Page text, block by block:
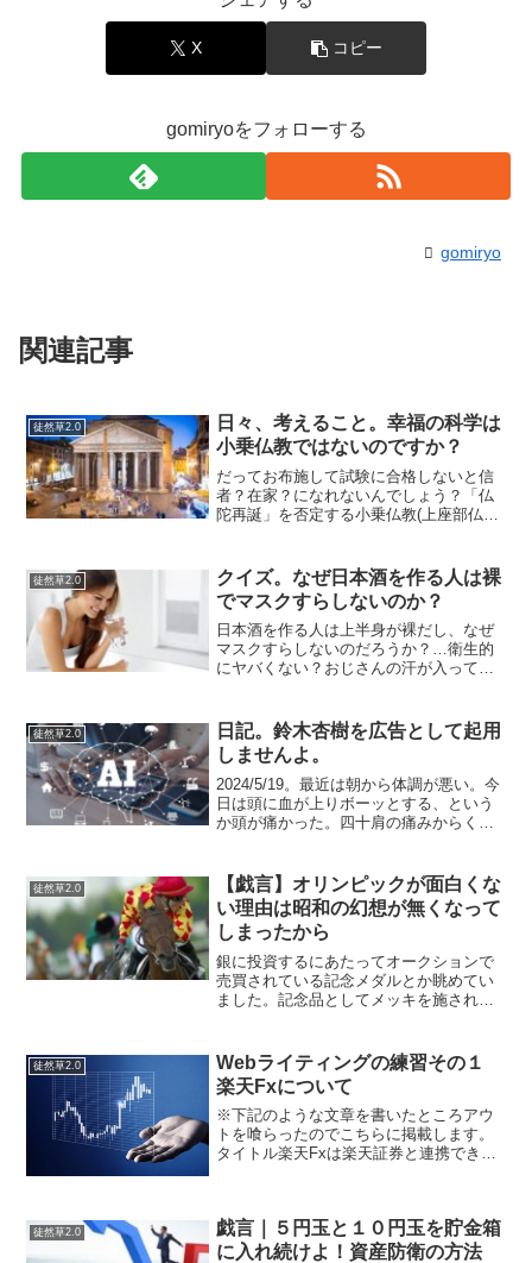
X コピー
gomiryoをフォローする
gomiryo
関連記事
徒然草2.0
日々、考えること。幸福の科学は
小乗仏教ではないのですか？
だってお布施して試験に合格しないと信
者？在家？になれないんでしょう？「仏
陀再誕」を否定する小乗仏教(上座部仏教)
ある」と言っている大川隆法総裁の肯定
説を仏教活動家の佐...
徒然草2.0
クイズ。なぜ日本酒を作る人は裸
でマスクすらしないのか？
日本酒を作る人は上半身が裸だし、なぜ
マスクすらしないのだろうか？…衛生的
にヤバくない？おじさんの汗が入ってい
が、とても気になります。まあ、それは
さておき当然ながら理由があ...
徒然草2.0
日記。鈴木杏樹を広告として起用
しませんよ。
2024/5/19。最近は朝から体調が悪い。今
日は頭に血が上りボーッとする、という
か頭が痛かった。四十肩の痛みからくる
複合的な体調不良なのか、独立的な体調
不良なのか気に...
徒然草2.0
【戯言】オリンピックが面白くな
い理由は昭和の幻想が無くなって
しまったから
銀に投資するにあたってオークションで
売買されている記念メダルとか眺めてい
ました。記念品としてメッキを施された
リンピックの３種類の記念品は15万円ぐ
らいでふつうに取引され...
徒然草2.0
Webライティングの練習その１
楽天Fxについて
※下記のような文章を書いたところアウ
トを喰らったのでこちらに掲載します。
タイトル楽天Fxは楽天証券と連携できる
ネーブリッジＦＸら...
徒然草2.0
戯言｜５円玉と１０円玉を貯金箱
に入れ続けよ！資産防衛の方法